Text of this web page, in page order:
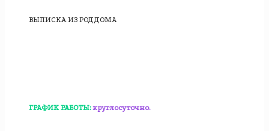
ВЫПИСКА ИЗ РОДДОМА
ГРАФИК РАБОТЫ: круглосуточно.